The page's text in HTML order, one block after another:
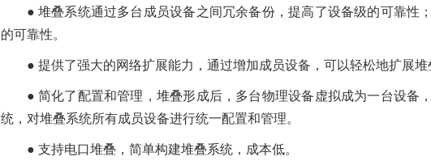
● 堆叠系统通过多台成员设备之间冗余备份，提高了设备级的可靠性
的可靠性。
● 提供了强大的网络扩展能力，通过增加成员设备，可以轻松地扩展堆
● 简化了配置和管理，堆叠形成后，多台物理设备虚拟成为一台设备
统，对堆叠系统所有成员设备进行统一配置和管理。
● 支持电口堆叠，简单构建堆叠系统，成本低。